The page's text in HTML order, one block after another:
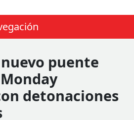
puente
detonaciones